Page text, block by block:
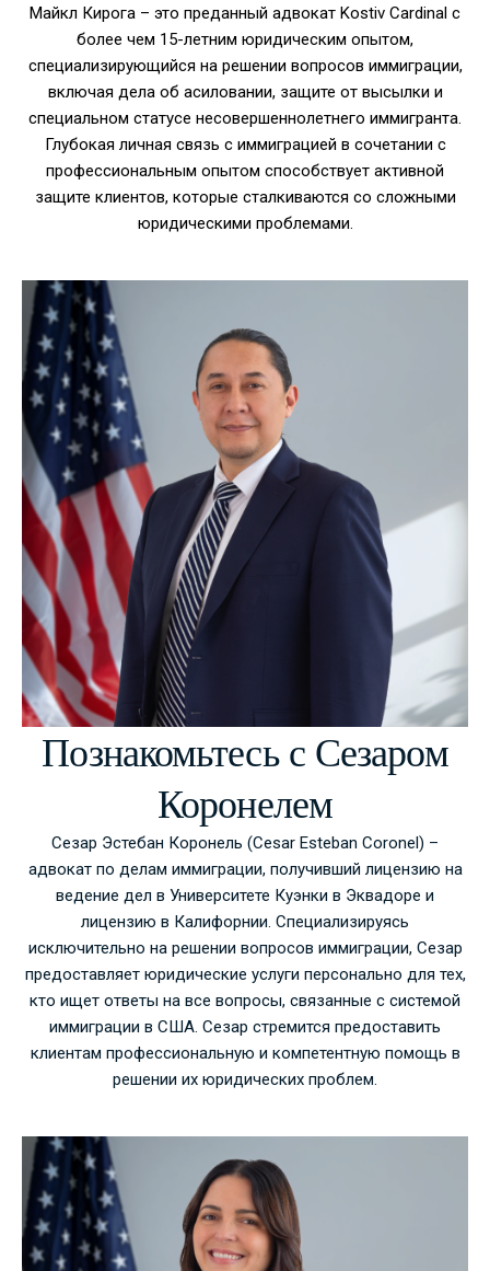
Майкл Кирога – это преданный адвокат Kostiv Cardinal с
более чем 15-летним юридическим опытом,
специализирующийся на решении вопросов иммиграции,
включая дела об асиловании, защите от высылки и
специальном статусе несовершеннолетнего иммигранта.
Глубокая личная связь с иммиграцией в сочетании с
профессиональным опытом способствует активной
защите клиентов, которые сталкиваются со сложными
юридическими проблемами.
Познакомьтесь с Сезаром
Коронелем
Сезар Эстебан Коронель (Cesar Esteban Coronel) –
адвокат по делам иммиграции, получивший лицензию на
ведение дел в Университете Куэнки в Эквадоре и
лицензию в Калифорнии. Специализируясь
исключительно на решении вопросов иммиграции, Сезар
предоставляет юридические услуги персонально для тех,
кто ищет ответы на все вопросы, связанные с системой
иммиграции в США. Сезар стремится предоставить
клиентам профессиональную и компетентную помощь в
решении их юридических проблем.